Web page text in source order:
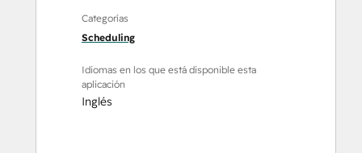
Categorías
Scheduling
Idiomas en los que está disponible esta
aplicación
Inglés